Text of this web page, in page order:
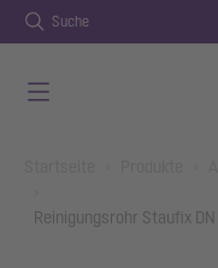
Suche
Reinigungsrohr Staufix